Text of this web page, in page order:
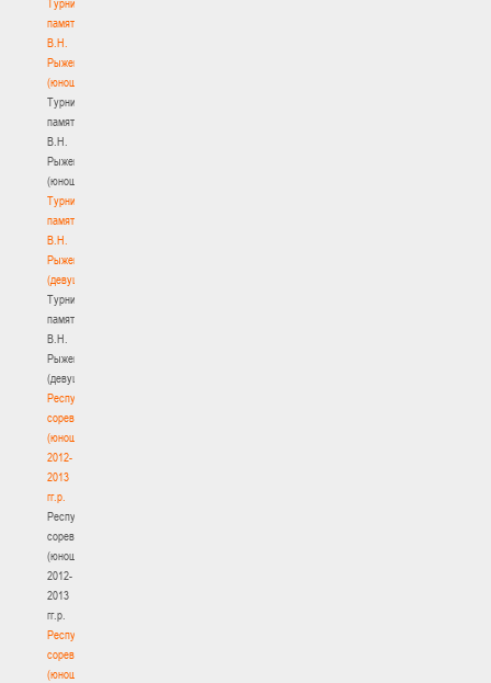
Турнир
памяти
В.Н.
Рыженкова
(юноши)
Турнир
памяти
В.Н.
Рыженкова
(юноши)
Турнир
памяти
В.Н.
Рыженкова
(девушки)
Турнир
памяти
В.Н.
Рыженкова
(девушки)
Республиканские
соревнования
(юноши)
2012-
2013
гг.р.
Республиканские
соревнования
(юноши)
2012-
2013
гг.р.
Республиканские
соревнования
(юноши)